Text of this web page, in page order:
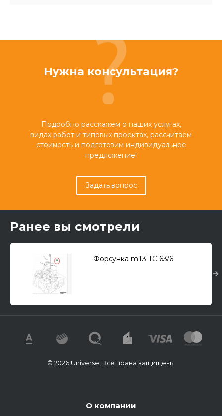
Нужна консультация?
Подробно расскажем о наших услугах,
видах работ и типовых проектах, рассчитаем
стоимость и подготовим индивидуальное
предложение!
Задать вопрос
Ранее вы смотрели
Форсунка mT3 TC 63/6
© 2026 Universe, Все права защищены
О компании